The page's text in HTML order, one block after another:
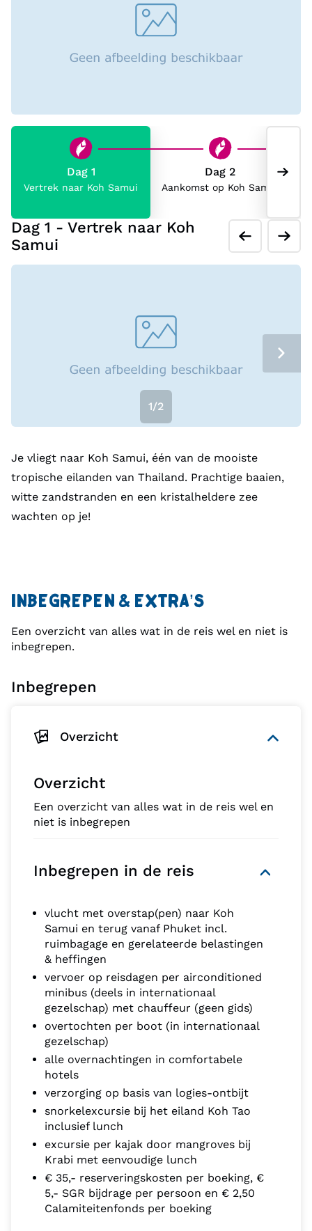
Dag 1
Vertrek naar Koh Samui
Dag 2
Aankomst op Koh Samui
Dag 1 - Vertrek naar Koh
Samui
1/2
Je vliegt naar Koh Samui, één van de mooiste
tropische eilanden van Thailand. Prachtige baaien,
witte zandstranden en een kristalheldere zee
wachten op je!
INBEGREPEN & EXTRA’S
Een overzicht van alles wat in de reis wel en niet is
inbegrepen.
Inbegrepen
Overzicht
Overzicht
Een overzicht van alles wat in de reis wel en
niet is inbegrepen
Inbegrepen in de reis
vlucht met overstap(pen) naar Koh
Samui en terug vanaf Phuket incl.
ruimbagage en gerelateerde belastingen
& heffingen
vervoer op reisdagen per airconditioned
minibus (deels in internationaal
gezelschap) met chauffeur (geen gids)
overtochten per boot (in internationaal
gezelschap)
alle overnachtingen in comfortabele
hotels
verzorging op basis van logies-ontbijt
snorkelexcursie bij het eiland Koh Tao
inclusief lunch
excursie per kajak door mangroves bij
Krabi met eenvoudige lunch
€ 35,- reserveringskosten per boeking, €
5,- SGR bijdrage per persoon en € 2,50
Calamiteitenfonds per boeking